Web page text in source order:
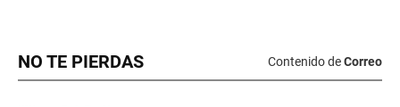
NO TE PIERDAS Contenido deCorreo